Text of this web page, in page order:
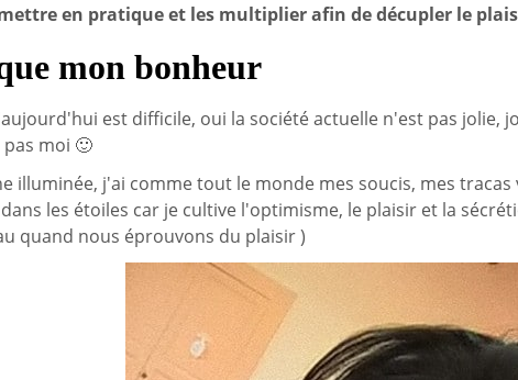
en pratique et les multiplier afin de décupler le
mon bonheur
est difficile, oui la société actuelle n'est pas jolie,
pas moi 🙂
illuminée, j'ai comme tout le monde mes soucis, mes
dans les étoiles car je cultive l'optimisme, le plaisir et la
quand nous éprouvons du plaisir )